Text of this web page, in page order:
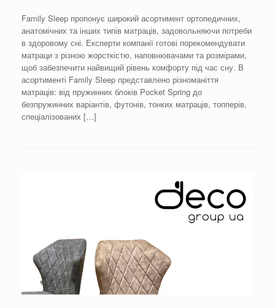
Family Sleep пропонує широкий асортимент ортопедичних,
анатомічних та інших типів матраців, задовольняючи потреби
в здоровому сні. Експерти компанії готові порекомендувати
матраци з різною жорсткістю, наповнювачами та розмірами,
щоб забезпечити найвищий рівень комфорту під час сну. В
асортименті Family Sleep представлено різноманіття
матраців: від пружинних блоків Pocket Spring до
безпружинних варіантів, футонів, тонких матраців, топперів,
спеціалізованих […]